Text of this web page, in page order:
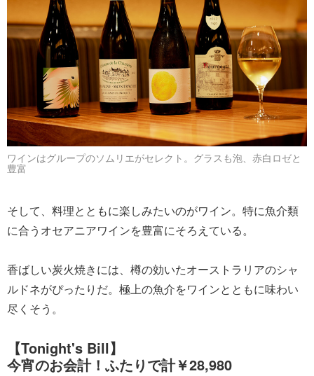
ワインはグループのソムリエがセレクト。グラスも泡、赤白ロゼと
豊富
そして、料理とともに楽しみたいのがワイン。特に魚介類
に合うオセアニアワインを豊富にそろえている。
香ばしい炭火焼きには、樽の効いたオーストラリアのシャ
ルドネがぴったりだ。極上の魚介をワインとともに味わい
尽くそう。
【Tonight's Bill】
今宵のお会計！ふたりで計￥28,980